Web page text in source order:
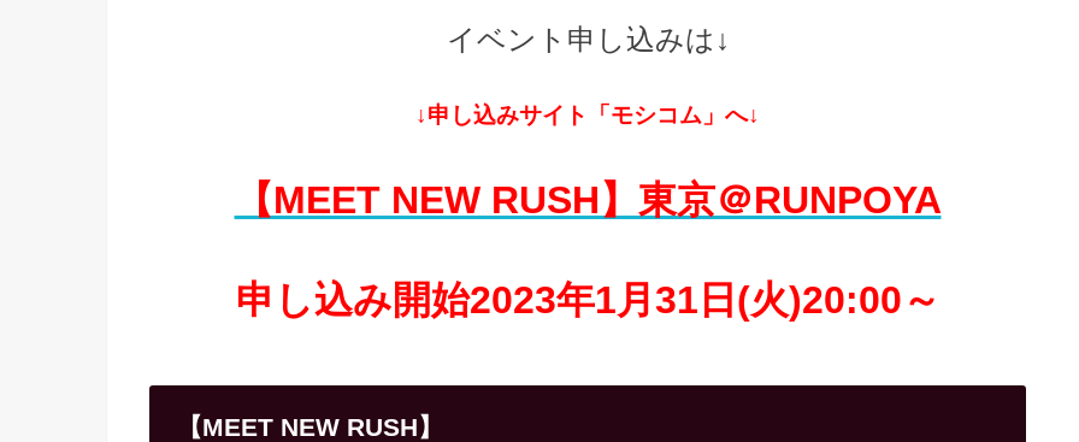
イベント申し込みは↓
↓申し込みサイト「モシコム」へ↓
【MEET NEW RUSH】東京＠RUNPOYA
申し込み開始2023年1月31日(火)20:00～
【MEET NEW RUSH】